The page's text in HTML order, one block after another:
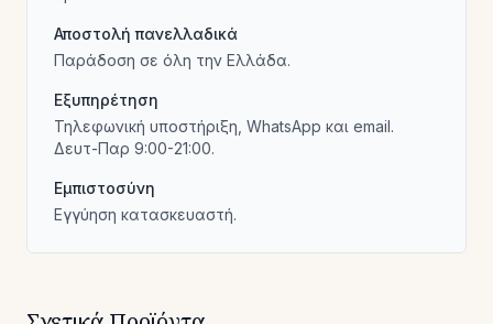
Αποστολή πανελλαδικά
Παράδοση σε όλη την Ελλάδα.
Εξυπηρέτηση
Τηλεφωνική υποστήριξη, WhatsApp και email.
Δευτ-Παρ 9:00-21:00.
Εμπιστοσύνη
Εγγύηση κατασκευαστή.